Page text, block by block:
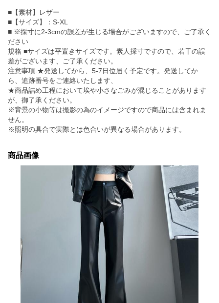
■【素材】レザー
■【サイズ】：S-XL
■ ※採寸に2-3cmの誤差が生じる場合がございますので、ご了承く
ださい
規格 ■サイズは平置きサイズです。素人採寸ですので、若干の誤
差がございます、ご了承ください。
注意事項:★発送してから、5-7日位届く予定です。発送してか
ら、追跡番号をご連絡いたします、
★商品詰め工程において埃や小さなごみが混じることがあります
が、御了承ください。
※背景の小物等は撮影の為のイメージですので商品には含まれま
せん。
※照明の具合で実際とは色合いが異なる場合があります。
商品画像